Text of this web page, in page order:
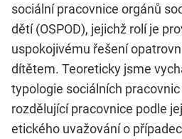
sociální pracovnice orgánů
dětí (OSPOD), jejichž rolí je
uspokojivému řešení
dítětem. Teoreticky jsme
typologie sociálních
rozdělující pracovnice podle
etického uvažování o